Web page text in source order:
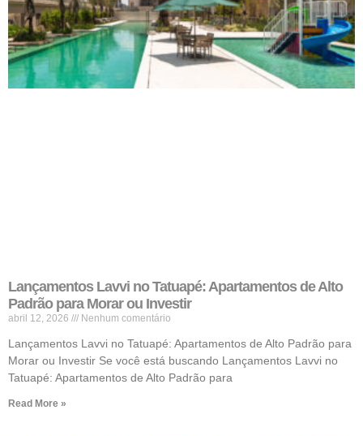
Lançamentos Lavvi no Tatuapé: Apartamentos de Alto
Padrão para Morar ou Investir
abril 12, 2026 Nenhum comentário
Lançamentos Lavvi no Tatuapé: Apartamentos de Alto Padrão para
Morar ou Investir Se você está buscando Lançamentos Lavvi no
Tatuapé: Apartamentos de Alto Padrão para
Read More »